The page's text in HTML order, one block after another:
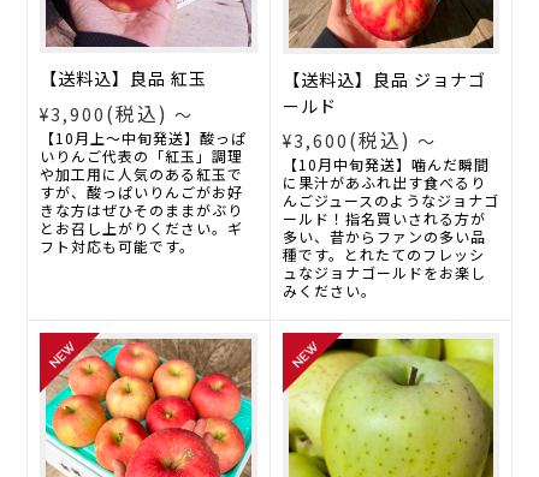
【送料込】良品 紅玉
¥3,900 (税込) ～
【10月上～中旬発送】酸っぱ
いりんご代表の「紅玉」調理
や加工用に人気のある紅玉で
すが、酸っぱいりんごがお好
きな方はぜひそのままがぶり
とお召し上がりください。ギ
フト対応も可能です。
【送料込】良品 ジョナゴ
ールド
¥3,600 (税込) ～
【10月中旬発送】噛んだ瞬間
に果汁があふれ出す食べるり
んごジュースのようなジョナゴ
ールド！指名買いされる方が
多い、昔からファンの多い品
種です。とれたてのフレッシ
ュなジョナゴールドをお楽し
みください。